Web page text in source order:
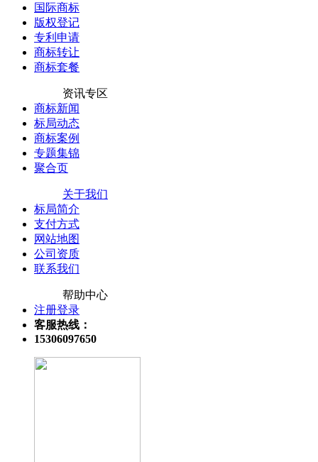
国际商标
版权登记
专利申请
商标转让
商标套餐
资讯专区
商标新闻
标局动态
商标案例
专题集锦
聚合页
关于我们
标局简介
支付方式
网站地图
公司资质
联系我们
帮助中心
注册登录
客服热线：
15306097650